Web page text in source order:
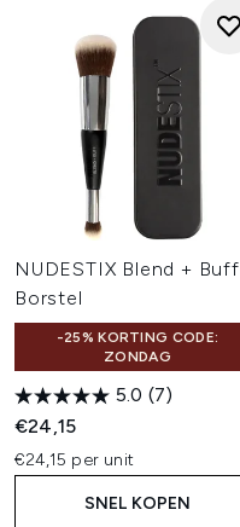
NUDESTIX Blend + Buff
Borstel
-25% KORTING CODE:
ZONDAG
5.0 (7)
€24,15
€24,15 per unit
SNEL KOPEN